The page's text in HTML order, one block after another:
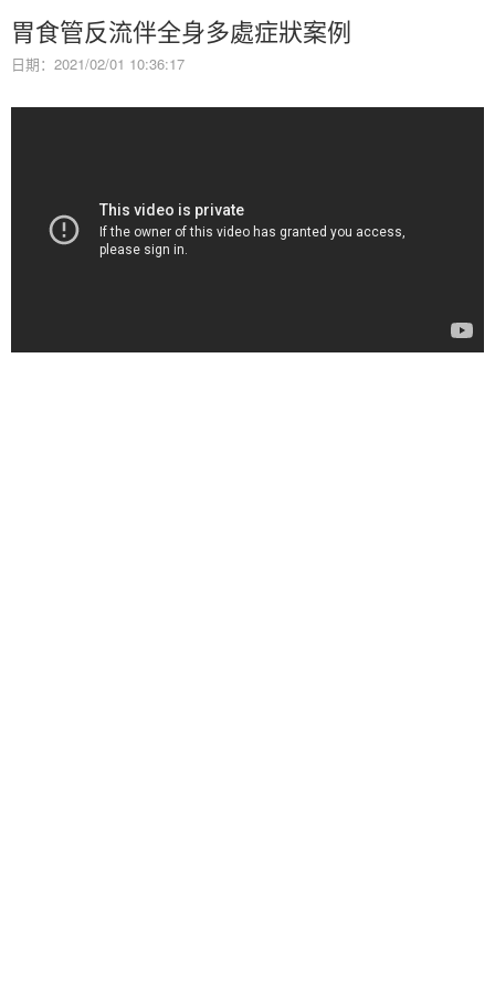
胃食管反流伴全身多處症狀案例
日期：2021/02/01 10:36:17